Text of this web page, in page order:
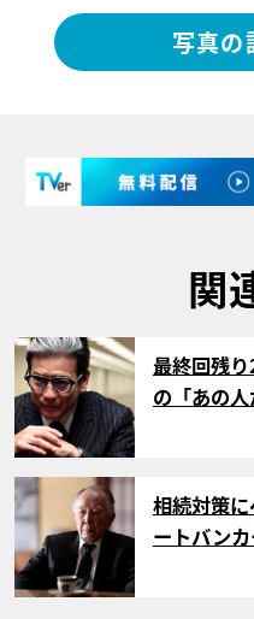
写真の
関
サムネイル
最終回残
の「あの
サムネイル
相続対策
ートバン